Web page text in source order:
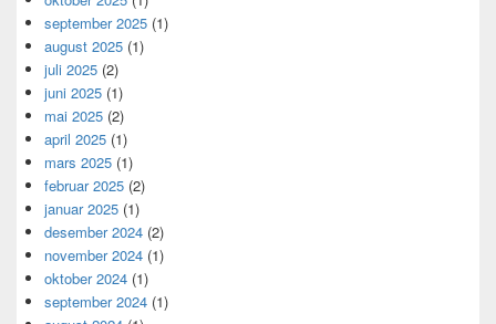
september 2025 (1)
august 2025 (1)
juli 2025 (2)
juni 2025 (1)
mai 2025 (2)
april 2025 (1)
mars 2025 (1)
februar 2025 (2)
januar 2025 (1)
desember 2024 (2)
november 2024 (1)
oktober 2024 (1)
september 2024 (1)